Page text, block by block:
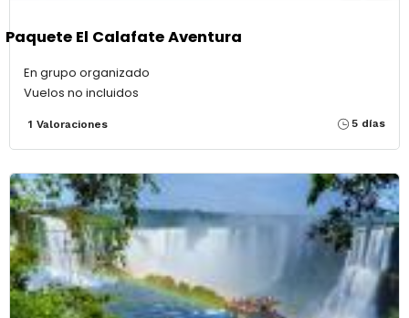
Paquete El Calafate Aventura
En grupo organizado
Vuelos no incluidos
1 Valoraciones 5 días